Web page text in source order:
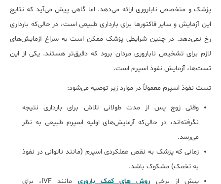
پزشک و متخصص ناباروری ارائه می‌دهد. اما گاهی پیش می‌آید که نتایج
این آزمایش و سایر فاکتورها برای بارداری طبیعی است، در حالی‌که بارداری
رخ نمی‌دهد. در چنین شرایطی پزشک ممکن است به سراغ آزمایش‌های
لازم برای تشخیص ناباروری مردان برود که دقیق‌تر هستند. یکی از این
تست‌ها، آزمایش نفوذ اسپرم است.
تست نفوذ اسپرم معمولاً در موارد زیر توصیه می‌شود:
وقتی زوج پس از مدت طولانی تلاش برای بارداری نتیجه
نگرفته‌اند، در حالی‌که آزمایش‌های اولیه اسپرم طبیعی به نظر
می‌رسد.
زمانی که پزشک به نقص عملکردی اسپرم (مانند ناتوانی در نفوذ
به تخمک) مشکوک باشد.
پیش از برخی روش های کمک باروری
مانند IVF، برای